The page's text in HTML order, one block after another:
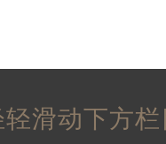
服务中心（需提前预约）
叉口百达翡丽售后服务
轻滑动下方